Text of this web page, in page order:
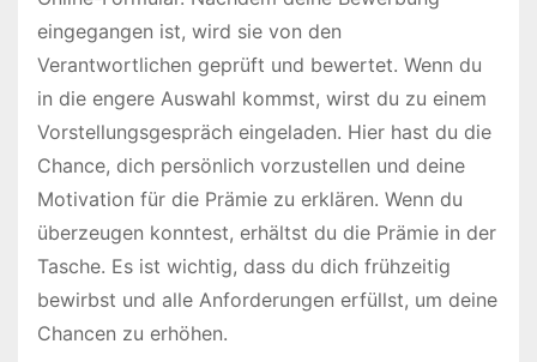
eingegangen ist, wird sie von den
Verantwortlichen geprüft und bewertet. Wenn du
in die engere Auswahl kommst, wirst du zu einem
Vorstellungsgespräch eingeladen. Hier hast du die
Chance, dich persönlich vorzustellen und deine
Motivation für die Prämie zu erklären. Wenn du
überzeugen konntest, erhältst du die Prämie in der
Tasche. Es ist wichtig, dass du dich frühzeitig
bewirbst und alle Anforderungen erfüllst, um deine
Chancen zu erhöhen.